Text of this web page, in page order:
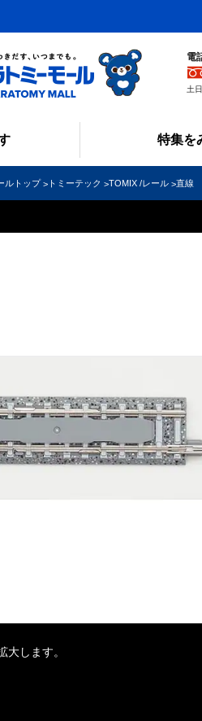
電
土
特集を
ルトップ トミーテック TOMIX /レール 直線
大します。